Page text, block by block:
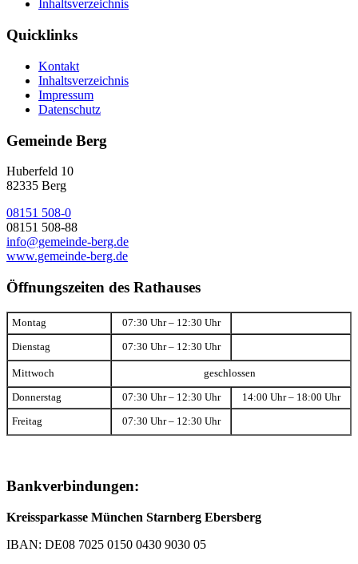
Inhaltsverzeichnis
Quicklinks
Kontakt
Inhaltsverzeichnis
Impressum
Datenschutz
Gemeinde Berg
Huberfeld 10
82335 Berg
08151 508-0
08151 508-88
info@gemeinde-berg.de
www.gemeinde-berg.de
Öffnungszeiten des Rathauses
Montag 07:30 Uhr – 12:30 Uhr
Dienstag 07:30 Uhr – 12:30 Uhr
Mittwoch geschlossen
Donnerstag 07:30 Uhr – 12:30 Uhr 14:00 Uhr – 18:00 Uhr
Freitag 07:30 Uhr – 12:30 Uhr
Bankverbindungen:
Kreissparkasse München Starnberg Ebersberg
IBAN: DE08 7025 0150 0430 9030 05